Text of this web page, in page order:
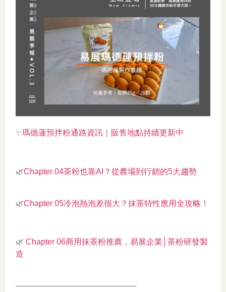
✨瑪德蓮預拌粉通路資訊｜販售地點持續更新中
🌿Chapter 04茶粉也靠AI？從農場到行銷的5大趨勢
🌿Chapter 05冷泡熱泡差很大？抹茶特性應用全攻略！
🌿Chapter 06商用抹茶粉推薦，易展企業│茶粉研發製
造
———————————————